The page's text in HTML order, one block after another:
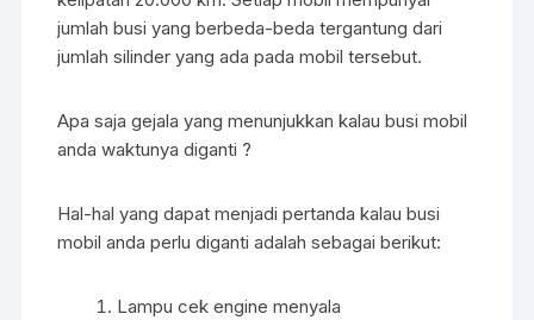
jumlah busi yang berbeda-beda tergantung dari
jumlah silinder yang ada pada mobil tersebut.
Apa saja gejala yang menunjukkan kalau busi mobil
anda waktunya diganti ?
Hal-hal yang dapat menjadi pertanda kalau busi
mobil anda perlu diganti adalah sebagai berikut:
Lampu cek engine menyala